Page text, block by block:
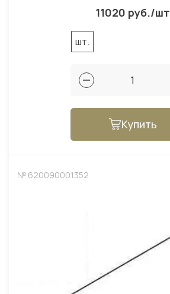
11020 руб./шт
шт.
Купить
№ 620090001352